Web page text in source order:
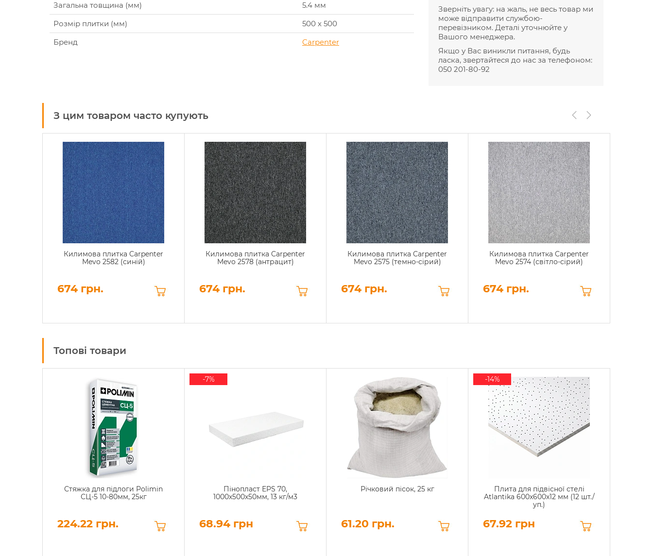
Загальна товщина (мм)
5.4 мм
Розмір плитки (мм)
500 х 500
Бренд
Carpenter
Зверніть увагу: на жаль, не весь товар ми
може відправити службою-
перевізником. Деталі уточнюйте у
Вашого менеджера.
Якщо у Вас виникли питання, будь
ласка, звертайтеся до нас за телефоном:
050 201-80-92
З цим товаром часто купують
Килимова плитка Carpenter
Mevo 2582 (синій)
674 грн.
Килимова плитка Carpenter
Mevo 2578 (антрацит)
674 грн.
Килимова плитка Carpenter
Mevo 2575 (темно-сірий)
674 грн.
Килимова плитка Carpenter
Mevo 2574 (світло-сірий)
674 грн.
Топові товари
Стяжка для підлоги Polimin
СЦ-5 10-80мм, 25кг
224.22 грн.
Пінопласт EPS 70,
1000х500х50мм, 13 кг/м3
68.94 грн
-7%
Річковий пісок, 25 кг
61.20 грн.
Плита для підвісної стелі
Atlantika 600x600x12 мм (12 шт./
уп.)
67.92 грн
-14%